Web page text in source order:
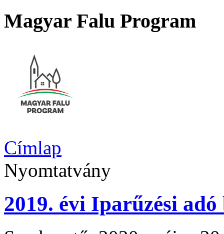
Magyar Falu Program
Címlap
Nyomtatvány
2019. évi Iparűzési